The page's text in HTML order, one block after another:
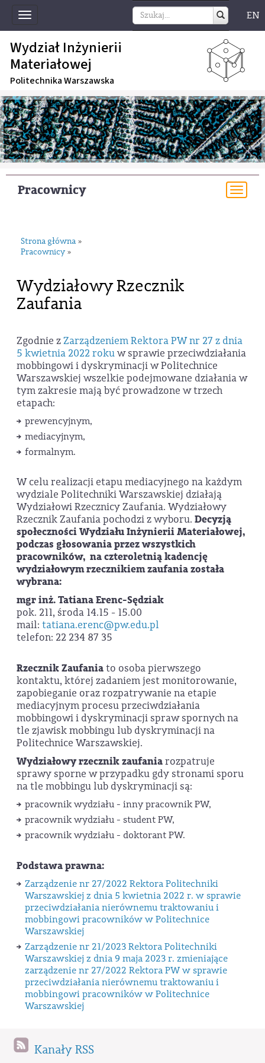
Toggle
navigation
EN
Wydział Inżynierii
Materiałowej
Politechnika Warszawska
Pracownicy
Strona główna »
Pracownicy »
Wydziałowy Rzecznik
Zaufania
Zgodnie zZarządzeniem Rektora PW nr 27 z dnia
5 kwietnia 2022 rokuw sprawie przeciwdziałania
mobbingowi i dyskryminacji w Politechnice
Warszawskiej wszelkie podejmowane działania w
tym zakresie mają być prowadzone w trzech
etapach:
prewencyjnym,
mediacyjnym,
formalnym.
W celu realizacji etapu mediacyjnego na każdym
wydziale Politechniki Warszawskiej działają
Wydziałowi Rzecznicy Zaufania. Wydziałowy
Rzecznik Zaufania pochodzi z wyboru. Decyzją
społeczności Wydziału Inżynierii Materiałowej,
podczas głosowania przez wszystkich
pracowników, na czteroletnią kadencję
wydziałowym rzecznikiem zaufania została
wybrana:
mgr inż. Tatiana Erenc-Sędziak
pok. 211, środa 14.15 - 15.00
mail: tatiana.erenc@pw.edu.pl
telefon: 22 234 87 35
Rzecznik Zaufaniato osoba pierwszego
kontaktu, której zadaniem jest monitorowanie,
zapobieganie oraz rozpatrywanie na etapie
mediacyjnym procesu przeciwdziałania
mobbingowi i dyskryminacji spraw spornych na
tle zjawisk mobbingu lub dyskryminacji na
Politechnice Warszawskiej.
Wydziałowy rzecznik zaufaniarozpatruje
sprawy sporne w przypadku gdy stronami sporu
na tle mobbingu lub dyskryminacji są:
pracownik wydziału - inny pracownik PW,
pracownik wydziału - student PW,
pracownik wydziału - doktorant PW.
Podstawa prawna:
Zarządzenie nr 27/2022 Rektora Politechniki
Warszawskiej z dnia 5 kwietnia 2022 r. w sprawie
przeciwdziałania nierównemu traktowaniu i
mobbingowi pracowników w Politechnice
Warszawskiej
Zarządzenie nr 21/2023 Rektora Politechniki
Warszawskiej z dnia 9 maja 2023 r. zmieniające
zarządzenie nr 27/2022 Rektora PW w sprawie
przeciwdziałania nierównemu traktowaniu i
mobbingowi pracowników w Politechnice
Warszawskiej
Kanały RSS